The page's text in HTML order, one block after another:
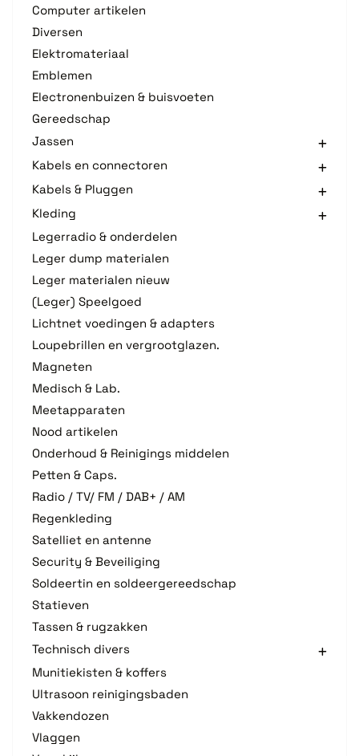
Computer artikelen
Diversen
Elektromateriaal
Emblemen
Electronenbuizen & buisvoeten
Gereedschap
Jassen
Kabels en connectoren
Kabels & Pluggen
Kleding
Legerradio & onderdelen
Leger dump materialen
Leger materialen nieuw
(Leger) Speelgoed
Lichtnet voedingen & adapters
Loupebrillen en vergrootglazen.
Magneten
Medisch & Lab.
Meetapparaten
Nood artikelen
Onderhoud & Reinigings middelen
Petten & Caps.
Radio / TV/ FM / DAB+ / AM
Regenkleding
Satelliet en antenne
Security & Beveiliging
Soldeertin en soldeergereedschap
Statieven
Tassen & rugzakken
Technisch divers
Munitiekisten & koffers
Ultrasoon reinigingsbaden
Vakkendozen
Vlaggen